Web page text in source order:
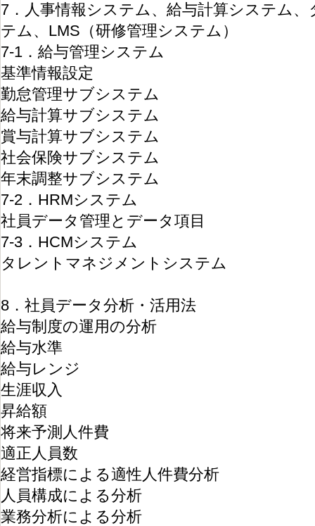
7．人事情報システム、給与計算システム
テム、LMS（研修管理システム）
7-1．給与管理システム
基準情報設定
勤怠管理サブシステム
給与計算サブシステム
賞与計算サブシステム
社会保険サブシステム
年末調整サブシステム
7-2．HRMシステム
社員データ管理とデータ項目
7-3．HCMシステム
タレントマネジメントシステム
8．社員データ分析・活用法
給与制度の運用の分析
給与水準
給与レンジ
生涯収入
昇給額
将来予測人件費
適正人員数
経営指標による適性人件費分析
人員構成による分析
業務分析による分析